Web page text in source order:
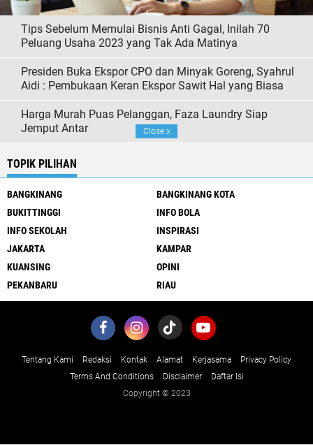
Tips Sebelum Memulai Bisnis Anti Gagal, Inilah 70
Peluang Usaha 2023 yang Tak Ada Matinya
Presiden Buka Ekspor CPO dan Minyak Goreng, Syahrul
Aidi : Pembukaan Keran Ekspor Sawit Hal yang Biasa
Harga Murah Puas Pelanggan, Faza Laundry Siap
Jemput Antar
TOPIK PILIHAN
BANGKINANG
BANGKINANG KOTA
BUKITTINGGI
INFO BOLA
INFO SEKOLAH
INSPIRASI
JAKARTA
KAMPAR
KUANSING
OPINI
PEKANBARU
RIAU
Tentang Kami Redaksi Kontak Alamat Kerjasama
Privacy Policy
Terms And Conditions
Disclaimer
Daftar Isi
Copyright © 2023
Close x